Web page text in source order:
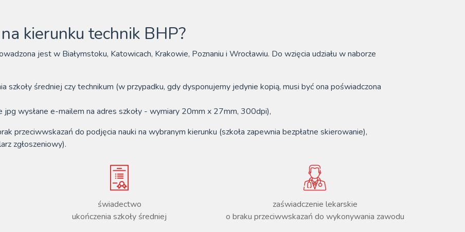
kierunku technik BHP?
jest w Białymstoku, Katowicach, Krakowie, Poznaniu i Wrocławiu. Do wzięcia udziału w naborze
szkoły średniej czy technikum (w przypadku, gdy dysponujemy jedynie kopią, musi być ona poświadczona
wysłane e-mailem na adres szkoły - wymiary 20mm x 27mm, 300dpi),
przeciwwskazań do podjęcia nauki na wybranym kierunku (szkoła zapewnia bezpłatne skierowanie),
zgłoszeniowy).
świadectwo
ukończenia szkoły średniej
zaświadczenie lekarskie
o braku przeciwwskazań do wykonywania zawodu